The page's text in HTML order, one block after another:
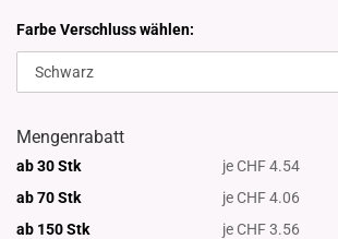
Farbe Verschluss wählen:
Mengenrabatt
ab 30 Stk
je CHF 4.54
ab 70 Stk
je CHF 4.06
ab 150 Stk
je CHF 3.56